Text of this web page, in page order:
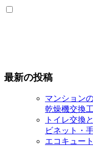
最新の投稿
マンション
乾燥機交換
トイレ交換
ビネット・
エコキュー